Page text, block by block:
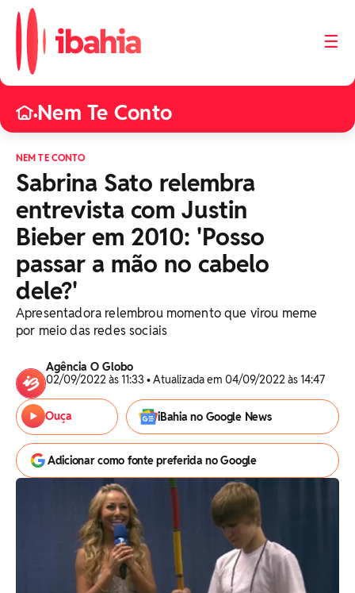
☰
•Nem Te Conto
NEM TE CONTO
Sabrina Sato relembra
entrevista com Justin
Bieber em 2010: 'Posso
passar a mão no cabelo
dele?'
Apresentadora relembrou momento que virou meme
por meio das redes sociais
Agência O Globo
02/09/2022 às 11:33 • Atualizada em 04/09/2022 às 14:47
Ouça iBahia no Google News
Adicionar como fonte preferida no Google